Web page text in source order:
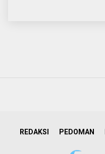
REDAKSI PEDOMAN